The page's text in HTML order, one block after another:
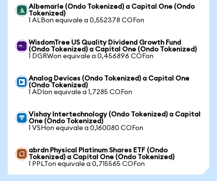
Albemarle (Ondo Tokenized) a Capital One (Ondo
Tokenized)
1 ALBon equivale a 0,552378 COFon
WisdomTree US Quality Dividend Growth Fund
(Ondo Tokenized) a Capital One (Ondo Tokenized)
1 DGRWon equivale a 0,456896 COFon
Analog Devices (Ondo Tokenized) a Capital One
(Ondo Tokenized)
1 ADIon equivale a 1,7285 COFon
Vishay Intertechnology (Ondo Tokenized) a Capital
One (Ondo Tokenized)
1 VSHon equivale a 0,160080 COFon
abrdn Physical Platinum Shares ETF (Ondo
Tokenized) a Capital One (Ondo Tokenized)
1 PPLTon equivale a 0,715565 COFon